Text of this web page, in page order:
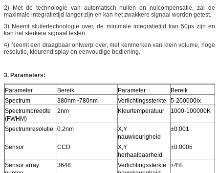
2) Met de technologie van automatisch nullen en nulcompensatie, zal de
maximale integratietijd langer zijn en kan het zwakkere signaal worden getest.
3) Neemt sluitertechnologie over, de minimale integratietijd kan 50μs zijn en
kan het sterkere signaal testen.
4) Neemt een draagbaar ontwerp over, met kenmerken van klein volume, hoge
resolutie, kleurendisplay en eenvoudige bediening.
3. Parameters:
Parameter Bereik Parameter
Bereik
Spectrum
380nm~780nm Verlichtingssterkte
5-200000lx
Spectrumbreedte
(FWHM)
2nm Kleurtemperatuur 1000-100000K
Spectrumresolutie 0.2nm
X,Y
nauwkeurigheid
±0.001
Sensor CCD
X,Y
herhaalbaarheid
±0.0005
Sensor array
3648
Verlichtingssterkte
±4%